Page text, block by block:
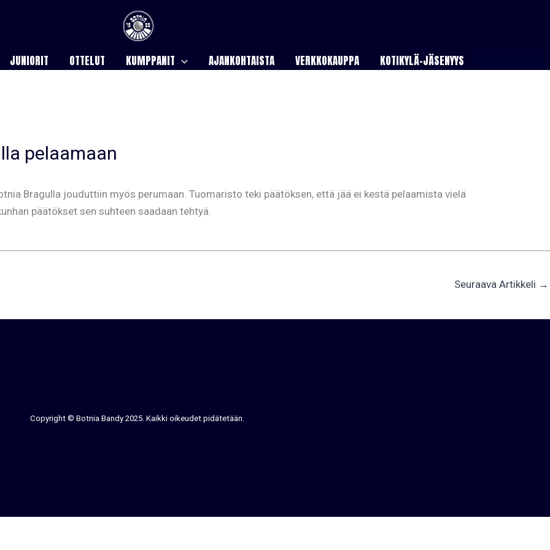
JUNIORIT OTTELUT KUMPPANIT AJANKOHTAISTA VERKKOKAUPPA KOTIKYLÄ-JÄSENYYS
pelaamaan
Bragulla jouduttiin myös perumaan. Tuomaristo teki päätöksen, että jää ei kestä pelaamista vielä
päätökset sen suhteen saadaan tehtyä.
Seuraava Artikkeli →
Copyright © Botnia Bandy 2025. Kaikki oikeudet pidätetään.